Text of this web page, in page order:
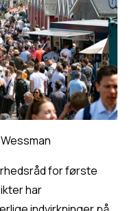
for første
har